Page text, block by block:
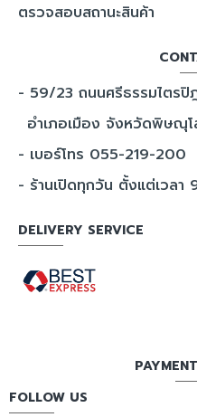
ตรวจสอบสถานะสินค้า
- 59/23 ถนนศรีธรรมไตรปิ
อำเภอเมือง จังหวัดพิษณุ
- เบอร์โทร 055-219-200
- ร้านเปิดทุกวัน ตั้งแต่เวล
DELIVERY SERVICE
FOLLOW US